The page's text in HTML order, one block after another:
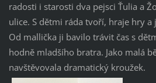
radosti i starosti dva pejsci Ťulia a
ulice. S dětmi ráda tvoří, hraje hry a
Od mallička ji bavilo trávit čas s
hodně mladšího bratra. Jako malá
navštěvovala dramatický kroužek.